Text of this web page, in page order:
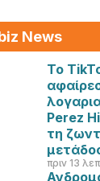
News
Το
Perez
τη
πριν 13